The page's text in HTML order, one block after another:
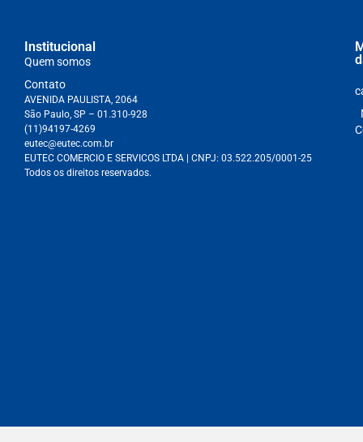
Institucional
Quem somos
Contato
AVENIDA PAULISTA, 2064
São Paulo, SP – 01.310-928
(11)94197-4269
eutec@eutec.com.br
EUTEC COMERCIO E SERVICOS LTDA | CNPJ: 03.522.205/0001-25
Todos os direitos reservados.